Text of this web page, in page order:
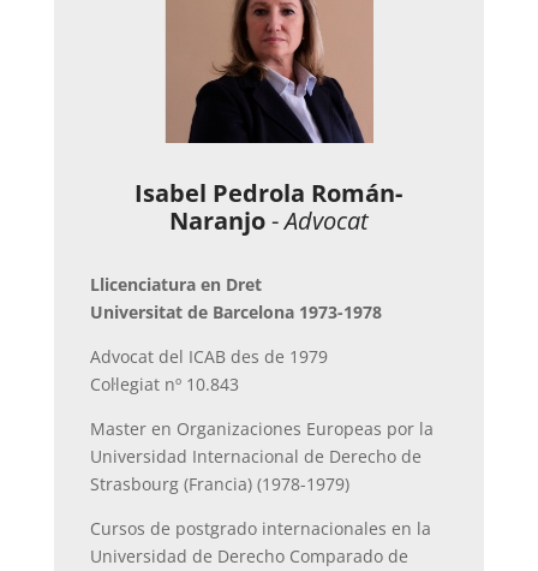
Isabel Pedrola Román-
Naranjo-Advocat
Llicenciatura en Dret
Universitat de Barcelona 1973-1978
Advocat del ICAB des de 1979
Col·legiat nº 10.843
Master en Organizaciones Europeas por la
Universidad Internacional de Derecho de
Strasbourg (Francia) (1978-1979)
Cursos de postgrado internacionales en la
Universidad de Derecho Comparado de